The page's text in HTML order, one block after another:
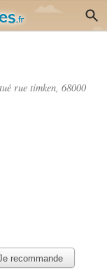
rue timken, 68000
recommande